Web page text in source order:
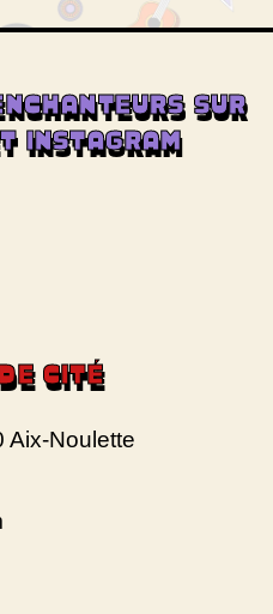
SUR
INSTAGRAM
CITÉ
Aix-Noulette